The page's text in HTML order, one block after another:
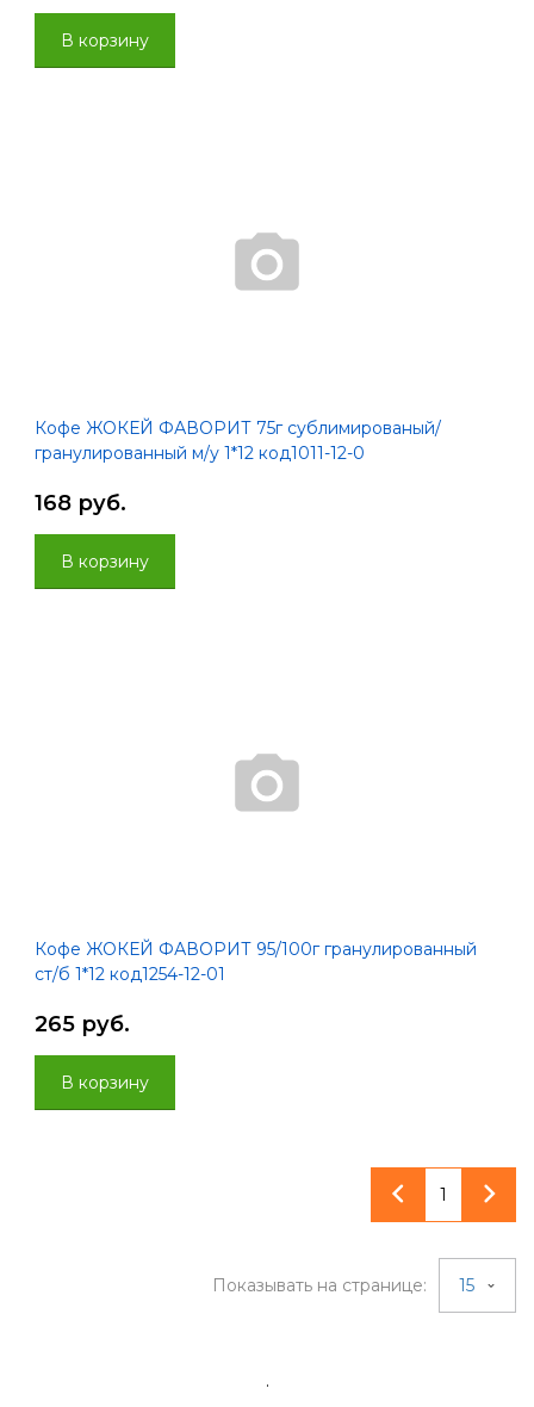
В корзину
Кофе ЖОКЕЙ ФАВОРИТ 75г сублимированый/
гранулированный м/у 1*12 код1011-12-0
168 руб.
В корзину
Кофе ЖОКЕЙ ФАВОРИТ 95/100г гранулированный
ст/б 1*12 код1254-12-01
265 руб.
В корзину
1
Показывать на странице: 15
.